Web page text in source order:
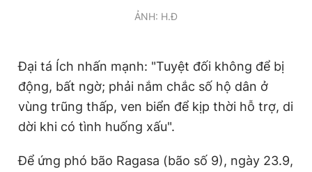
ẢNH: H.Đ
Đại tá Ích nhấn mạnh: "Tuyệt đối không để bị
động, bất ngờ; phải nắm chắc số hộ dân ở
vùng trũng thấp, ven biển để kịp thời hỗ trợ, di
dời khi có tình huống xấu".
Để ứng phó bão Ragasa (bão số 9), ngày 23.9,